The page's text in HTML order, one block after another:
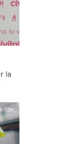
la
1.8K